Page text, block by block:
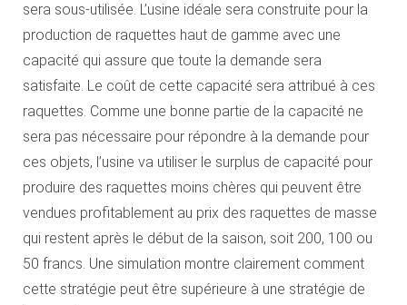
sera sous-utilisée. L’usine idéale sera construite pour la
production de raquettes haut de gamme avec une
capacité qui assure que toute la demande sera
satisfaite. Le coût de cette capacité sera attribué à ces
raquettes. Comme une bonne partie de la capacité ne
sera pas nécessaire pour répondre à la demande pour
ces objets, l’usine va utiliser le surplus de capacité pour
produire des raquettes moins chères qui peuvent être
vendues profitablement au prix des raquettes de masse
qui restent après le début de la saison, soit 200, 100 ou
50 francs. Une simulation montre clairement comment
cette stratégie peut être supérieure à une stratégie de